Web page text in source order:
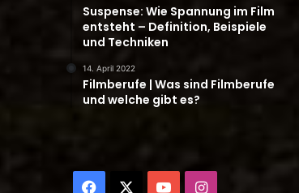
Suspense: Wie Spannung im Film
entsteht – Definition, Beispiele
und Techniken
14. April 2022
Filmberufe | Was sind Filmberufe
und welche gibt es?
Facebook YouTubeInstagram